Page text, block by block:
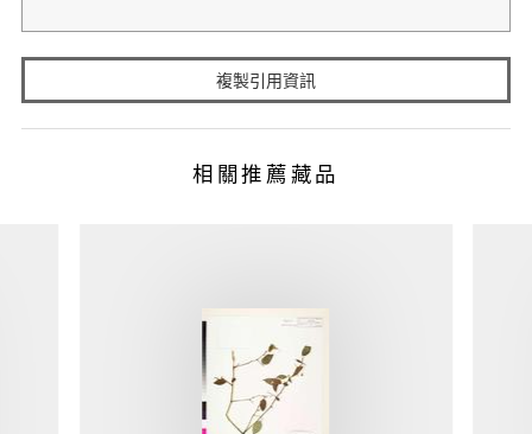
複製引用資訊
相關推薦藏品